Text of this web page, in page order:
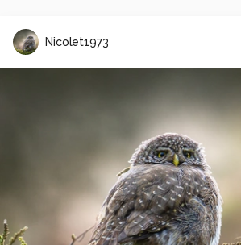
Nicolet1973